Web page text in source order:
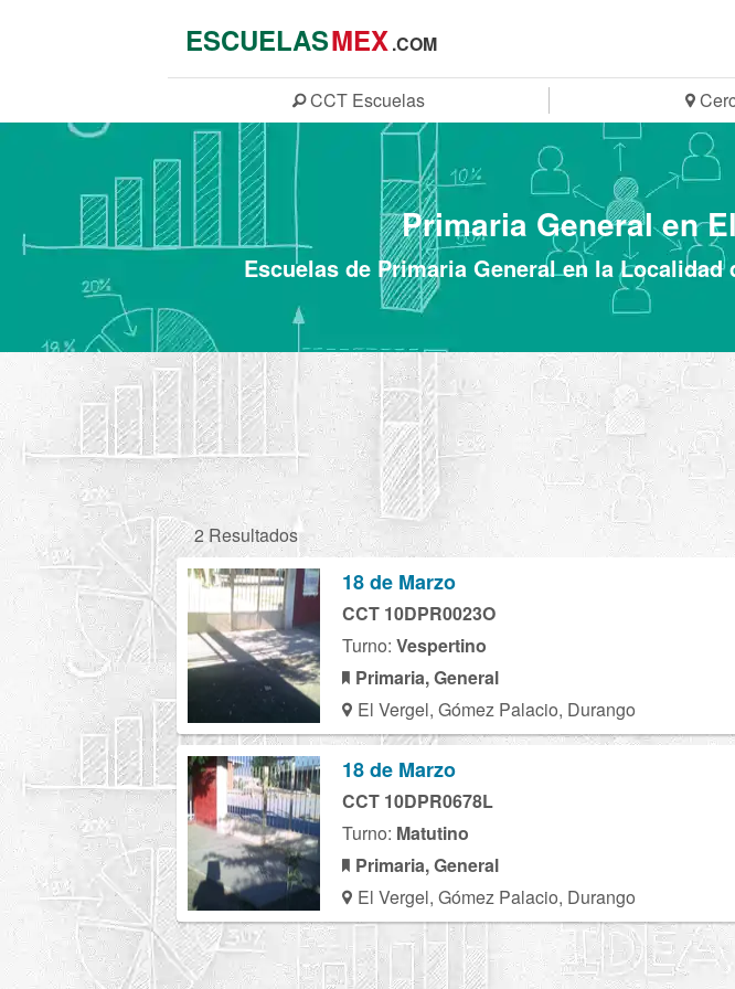
ESCUELASMEX.COM
CCT Escuelas
Primaria General en
Escuelas de Primaria General en la
2 Resultados
18 de Marzo
CCT 10DPR0023O
Turno: Vespertino
Primaria, General
El Vergel, Gómez Palacio, Durango
18 de Marzo
CCT 10DPR0678L
Turno: Matutino
Primaria, General
El Vergel, Gómez Palacio, Durango